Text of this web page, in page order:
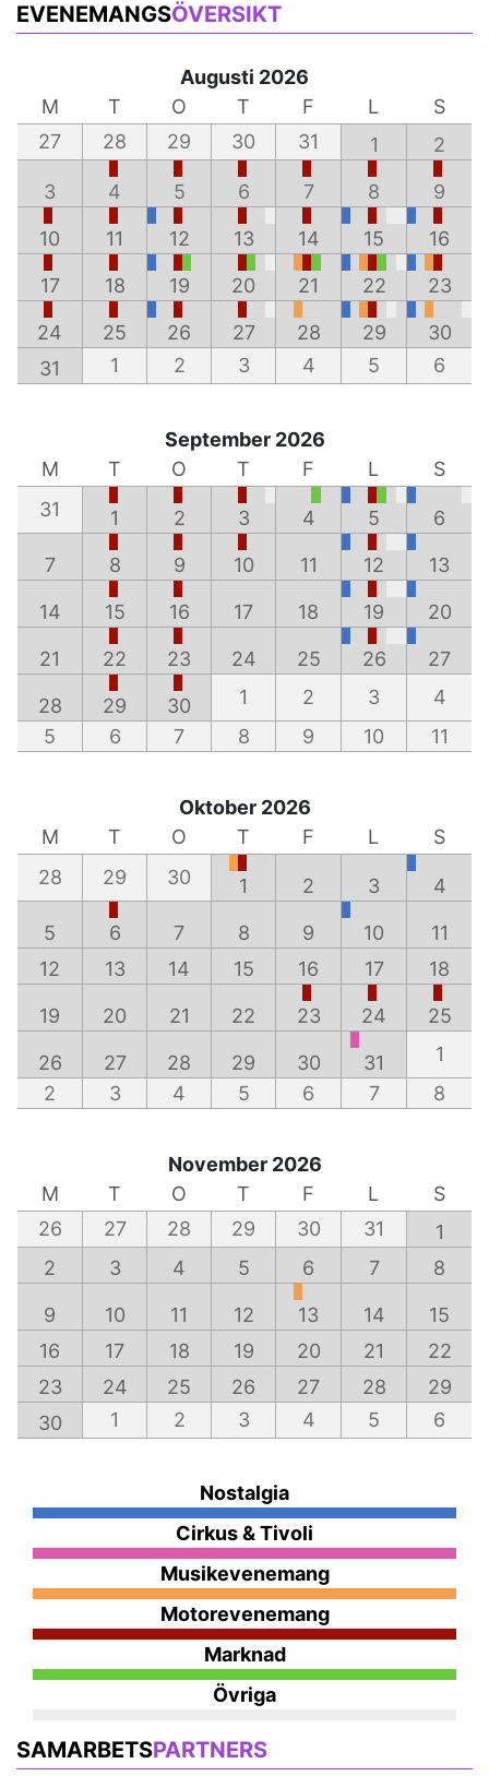
EVENEMANGSÖVERSIKT
Augusti 2026
M
T O T F L
S
27
28 29 30 31 1 2
3 4 5 6 7 8 9
10 11 12 13 14 15 16
17 18 19 20 21 22 23
24 25 26 27 28 29
30
31
1 2 3 4 5 6
September 2026
M
T O T F L
S
31
1 2 3 4 5 6
7 8 9 10 11 12 13
14 15 16 17 18 19 20
21 22 23 24 25 26 27
28 29 30 1 2 3
4
5
6 7 8 9 10 11
Oktober 2026
M
T O T F L
S
28
29 30 1 2 3 4
5 6 7 8 9 10
11
12
13 14 15 16 17 18
19 20 21 22 23 24 25
26 27 28 29 30 31
1
2
3 4 5 6 7 8
November 2026
M
T O T F L
S
26
27 28 29 30 31
1
2
3 4 5 6 7 8
9 10 11 12 13 14
15
16
17 18 19 20 21
22
23
24 25 26 27 28
29
30
1 2 3 4 5 6
Nostalgia
Cirkus & Tivoli
Musikevenemang
Motorevenemang
Marknad
Övriga
SAMARBETSPARTNERS